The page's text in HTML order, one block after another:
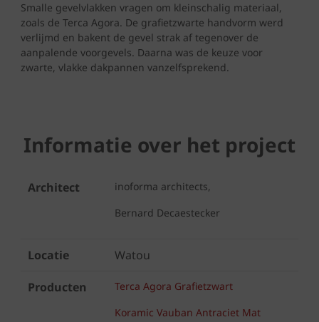
Smalle gevelvlakken vragen om kleinschalig materiaal,
zoals de Terca Agora. De grafietzwarte handvorm werd
verlijmd en bakent de gevel strak af tegenover de
aanpalende voorgevels. Daarna was de keuze voor
zwarte, vlakke dakpannen vanzelfsprekend.
Informatie over het project
Architect
inoforma architects,
Bernard Decaestecker
Locatie Watou
Producten
Terca Agora Grafietzwart
Koramic Vauban Antraciet Mat